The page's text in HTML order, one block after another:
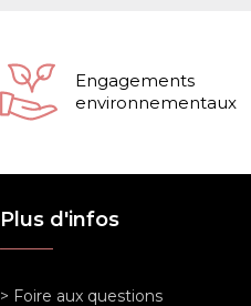
Engagements
environnementaux
Plus d'infos
> Foire aux questions